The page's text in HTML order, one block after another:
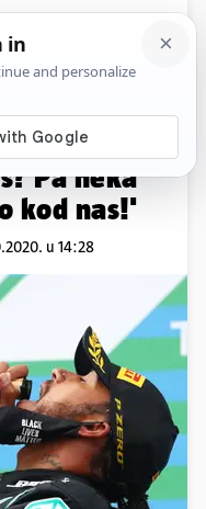
Komentari
samo
Pa neka
kod nas!'
u 14:28